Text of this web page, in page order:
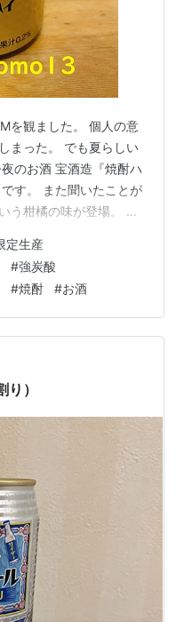
を観ました。 個人の意
まった。 でも夏らしい
のお酒 宝酒造『焼酎ハ
す。 また聞いたことが
う柑橘の味が登場。 日
モンを思い出してしま
東京グリーンレモン』
うちに収穫される希少
用した辛口焼酎ハイボ
日。 税込み163円。 裏
定生産
#強炭酸
#焼酎 #お酒
）